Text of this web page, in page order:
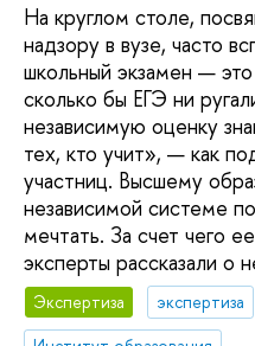
На круглом столе,
надзору в вузе, часто
школьный экзамен —
сколько бы ЕГЭ ни
независимую оценку
тех, кто учит», — как
участниц. Высшему
независимой системе
мечтать. За счет чего
эксперты рассказали о
Экспертиза
экспертиза